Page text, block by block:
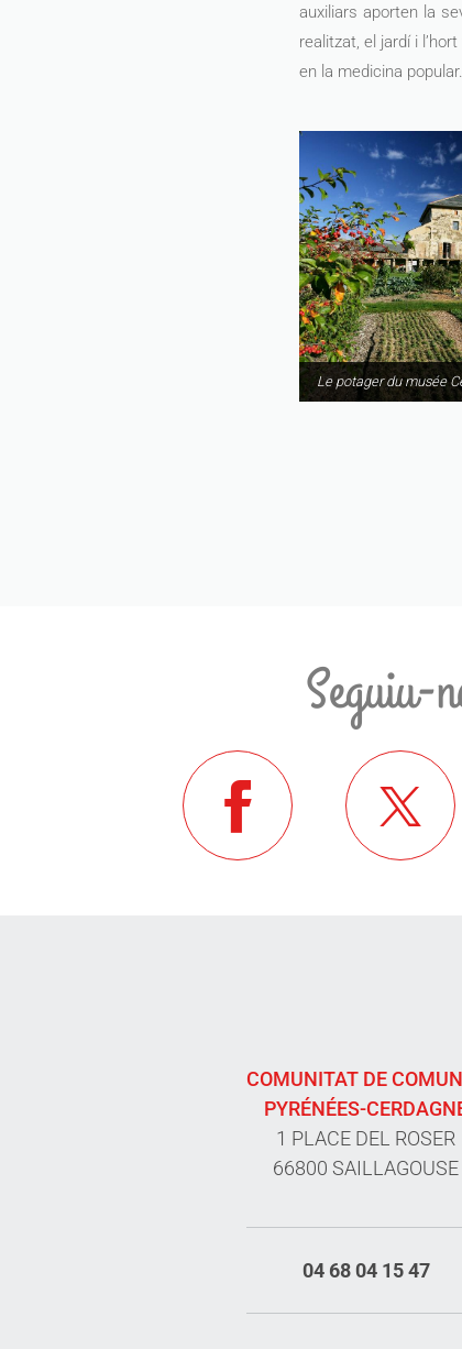
auxiliars aporten la
realitzat, el jardí i
en la medicina popular.
Le potager du musée
Seguiu-
COMUNITAT DE
PYRÉNÉES-
1 PLACE DEL ROSER
66800 SAILLAGOUSE
04 68 04 15 47